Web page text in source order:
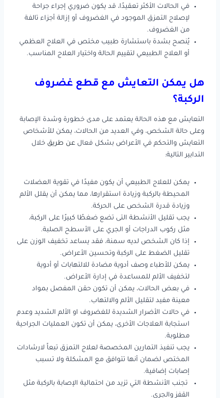
في الحالات الأكثر تعقيدًا، قد يكون ضروري إجراء جراحة
لإصلاح التمزق الموجود في الغضروف أو إزالة أجزاء تالفة
من الغضروف.
يُنصح بشدة باستشارة طبيب مختص في العلاج العظمي
أو العلاج الطبيعي لتقييم الحالة واختيار العلاج المناسب.
هل يمكن التعايش مع قطع غضروف
الركبة؟
التعايش مع هذه الحالة يعتمد على مدى خطورة وشدة الإصابة
وعلى حالة الشخص، وفي العديد من الحالات، يمكن للأشخاص
التعايش والتحكم في الأعراض بشكل فعال عن طريق خلال
التدابير التالية:
يمكن للعلاج الطبيعي أن يكون مفيدًا في تقوية العضلات
المحيطة بالركبة وزيادة استقرارها، مما يمكن أن يقلل الألم
وزيادة قدرة الشخص على الحركة.
يجب تقليل الأنشطة التى تضع ضغطًا كبيرًا على الركبة،
مثل ركوب الدراجات أو الجري على الأسطح الصلبة.
إذا كان الشخص لديه سمنة، فقد يساعد تخفيف الوزن على
تقليل الضغط على الركبة وتحسين الأعراض.
يمكن للأطباء وصف أدوية مضادة للالتهابات أو أدوية
لتخفيف الألم للمساعدة في إدارة الأعراض.
في بعض الحالات، يمكن أن تكون حقن المفصل بمواد
معينة مفيد لتقليل الألم والالتهاب.
في حالات الأضرار الشديدة للغضروف او الألم الشديد وعدم
استجابة العلاجات الأخرى، يمكن أن تكون العمليات الجراحية
مطلوبة.
يجب تنفيذ التمارين المخصصة لعلاج التمزق تبعاً لارشادات
المختص لضمان أنها تتوافق مع المشكلة ولا تسبب
إصابات إضافية.
تجنب الأنشطة التي تزيد من احتمالية الإصابة بالركبة مثل
القفز والجري.